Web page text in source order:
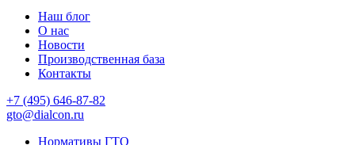
Наш блог
О нас
Новости
Производственная база
Контакты
+7 (495) 646-87-82
gto@dialcon.ru
Нормативы ГТО